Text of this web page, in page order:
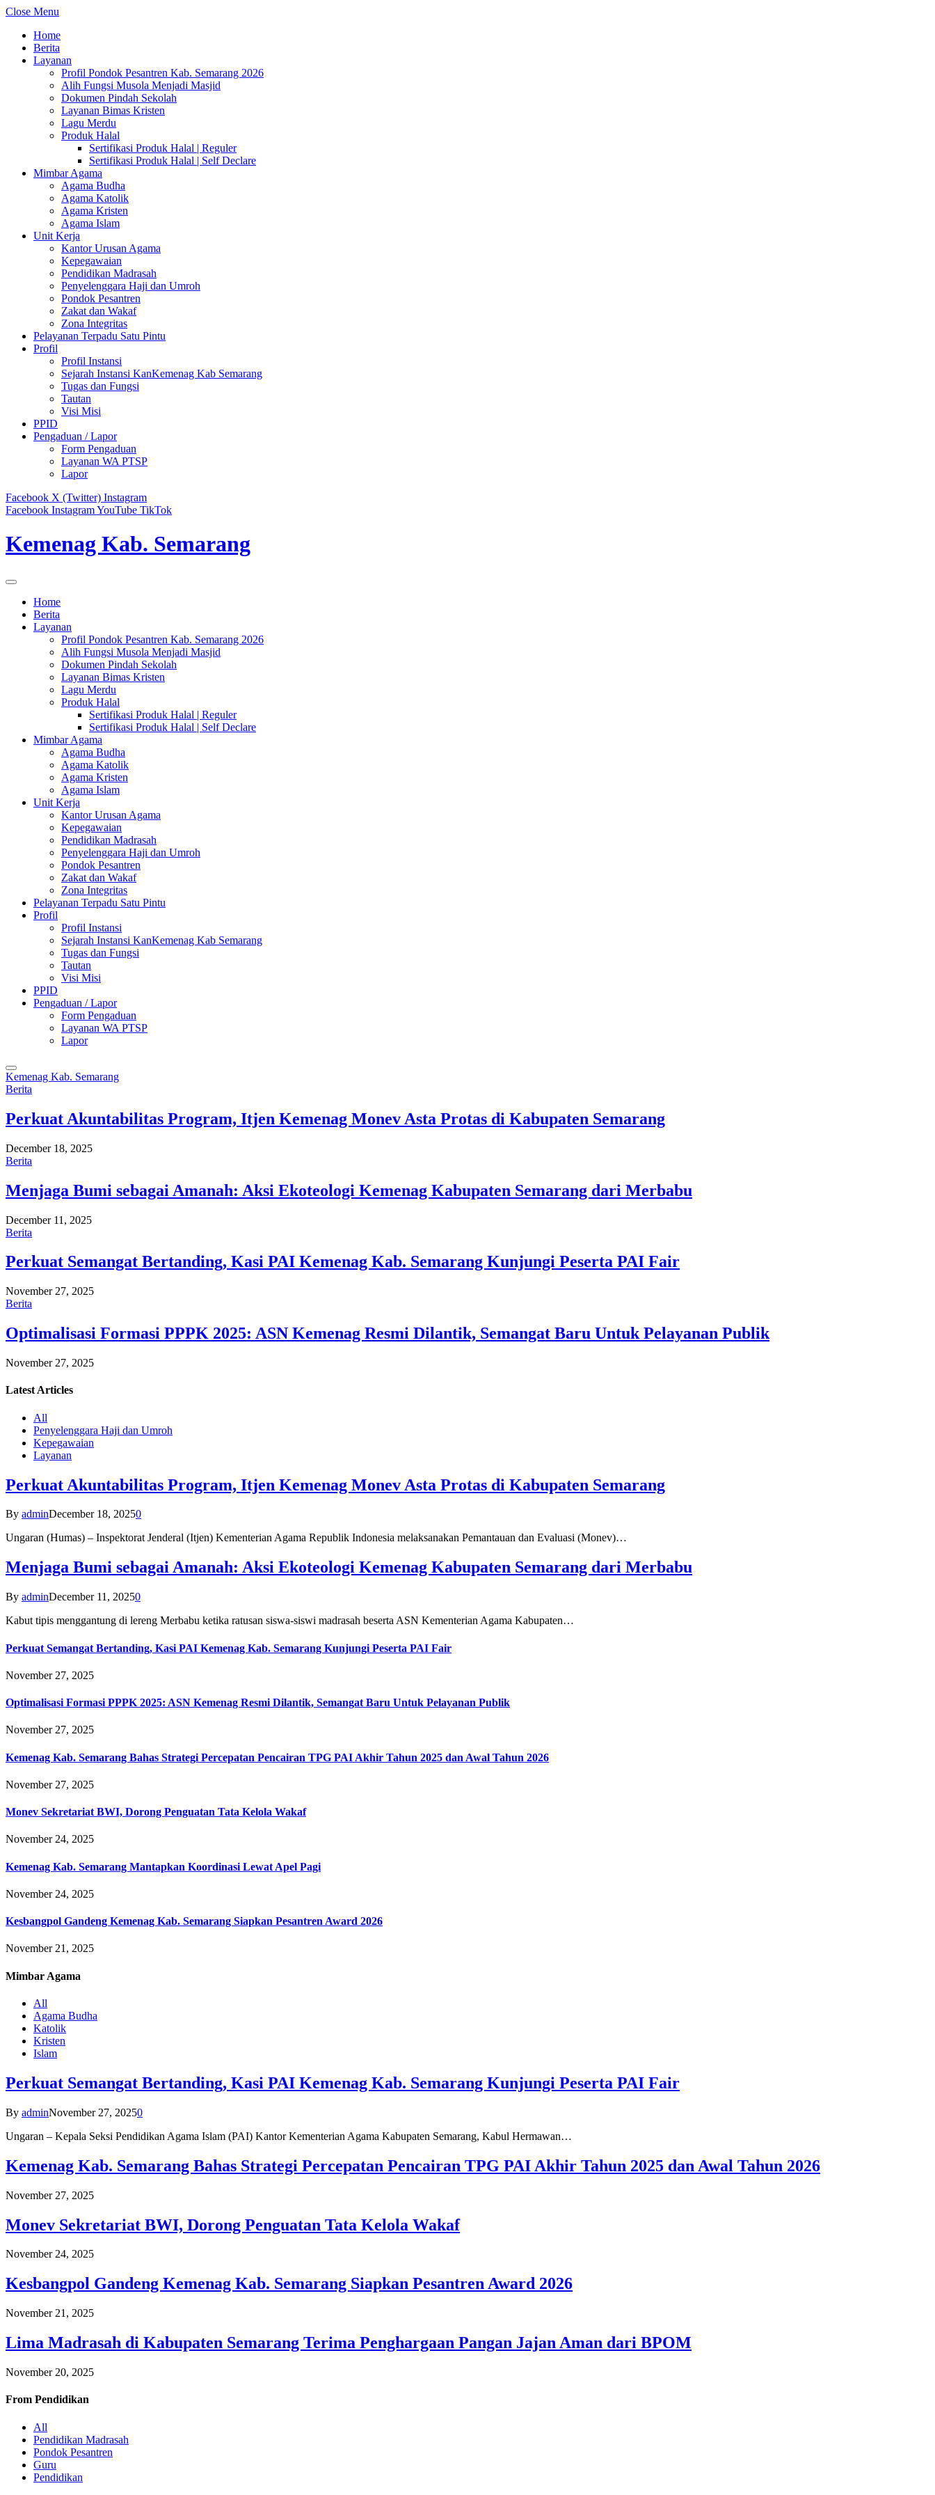
Close Menu
Home
Berita
Layanan
Profil Pondok Pesantren Kab. Semarang 2026
Alih Fungsi Musola Menjadi Masjid
Dokumen Pindah Sekolah
Layanan Bimas Kristen
Lagu Merdu
Produk Halal
Sertifikasi Produk Halal | Reguler
Sertifikasi Produk Halal | Self Declare
Mimbar Agama
Agama Budha
Agama Katolik
Agama Kristen
Agama Islam
Unit Kerja
Kantor Urusan Agama
Kepegawaian
Pendidikan Madrasah
Penyelenggara Haji dan Umroh
Pondok Pesantren
Zakat dan Wakaf
Zona Integritas
Pelayanan Terpadu Satu Pintu
Profil
Profil Instansi
Sejarah Instansi KanKemenag Kab Semarang
Tugas dan Fungsi
Tautan
Visi Misi
PPID
Pengaduan / Lapor
Form Pengaduan
Layanan WA PTSP
Lapor
Facebook X (Twitter) Instagram
Facebook InstagramYouTube TikTok
Kemenag Kab. Semarang
Home
Berita
Layanan
Profil Pondok Pesantren Kab. Semarang 2026
Alih Fungsi Musola Menjadi Masjid
Dokumen Pindah Sekolah
Layanan Bimas Kristen
Lagu Merdu
Produk Halal
Sertifikasi Produk Halal | Reguler
Sertifikasi Produk Halal | Self Declare
Mimbar Agama
Agama Budha
Agama Katolik
Agama Kristen
Agama Islam
Unit Kerja
Kantor Urusan Agama
Kepegawaian
Pendidikan Madrasah
Penyelenggara Haji dan Umroh
Pondok Pesantren
Zakat dan Wakaf
Zona Integritas
Pelayanan Terpadu Satu Pintu
Profil
Profil Instansi
Sejarah Instansi KanKemenag Kab Semarang
Tugas dan Fungsi
Tautan
Visi Misi
PPID
Pengaduan / Lapor
Form Pengaduan
Layanan WA PTSP
Lapor
Kemenag Kab. Semarang
Berita
Perkuat Akuntabilitas Program, Itjen Kemenag Monev Asta Protas di Kabupaten Semarang
December 18, 2025
Berita
Menjaga Bumi sebagai Amanah: Aksi Ekoteologi Kemenag Kabupaten Semarang dari Merbabu
December 11, 2025
Berita
Perkuat Semangat Bertanding, Kasi PAI Kemenag Kab. Semarang Kunjungi Peserta PAI Fair
November 27, 2025
Berita
Optimalisasi Formasi PPPK 2025: ASN Kemenag Resmi Dilantik, Semangat Baru Untuk Pelayanan Publik
November 27, 2025
Latest Articles
All
Penyelenggara Haji dan Umroh
Kepegawaian
Layanan
Perkuat Akuntabilitas Program, Itjen Kemenag Monev Asta Protas di Kabupaten Semarang
By adminDecember 18, 20250
Ungaran (Humas) – Inspektorat Jenderal (Itjen) Kementerian Agama Republik Indonesia melaksanakan Pemantauan dan Evaluasi (Monev)…
Menjaga Bumi sebagai Amanah: Aksi Ekoteologi Kemenag Kabupaten Semarang dari Merbabu
By adminDecember 11, 20250
Kabut tipis menggantung di lereng Merbabu ketika ratusan siswa-siswi madrasah beserta ASN Kementerian Agama Kabupaten…
Perkuat Semangat Bertanding, Kasi PAI Kemenag Kab. Semarang Kunjungi Peserta PAI Fair
November 27, 2025
Optimalisasi Formasi PPPK 2025: ASN Kemenag Resmi Dilantik, Semangat Baru Untuk Pelayanan Publik
November 27, 2025
Kemenag Kab. Semarang Bahas Strategi Percepatan Pencairan TPG PAI Akhir Tahun 2025 dan Awal Tahun 2026
November 27, 2025
Monev Sekretariat BWI, Dorong Penguatan Tata Kelola Wakaf
November 24, 2025
Kemenag Kab. Semarang Mantapkan Koordinasi Lewat Apel Pagi
November 24, 2025
Kesbangpol Gandeng Kemenag Kab. Semarang Siapkan Pesantren Award 2026
November 21, 2025
Mimbar Agama
All
Agama Budha
Katolik
Kristen
Islam
Perkuat Semangat Bertanding, Kasi PAI Kemenag Kab. Semarang Kunjungi Peserta PAI Fair
By adminNovember 27, 20250
Ungaran – Kepala Seksi Pendidikan Agama Islam (PAI) Kantor Kementerian Agama Kabupaten Semarang, Kabul Hermawan…
Kemenag Kab. Semarang Bahas Strategi Percepatan Pencairan TPG PAI Akhir Tahun 2025 dan Awal Tahun 2026
November 27, 2025
Monev Sekretariat BWI, Dorong Penguatan Tata Kelola Wakaf
November 24, 2025
Kesbangpol Gandeng Kemenag Kab. Semarang Siapkan Pesantren Award 2026
November 21, 2025
Lima Madrasah di Kabupaten Semarang Terima Penghargaan Pangan Jajan Aman dari BPOM
November 20, 2025
From Pendidikan
All
Pendidikan Madrasah
Pondok Pesantren
Guru
Pendidikan